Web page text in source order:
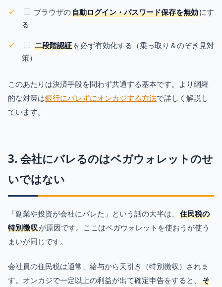
ブラウザの自動ログイン・パスワード保存を無効にす
る
二段階認証 を必ず有効化する（乗っ取り＆のぞき見対
策）
このあたりは決済手段を問わず共通する基本です。より網羅
的な対策は銀行にバレずにオンカジする方法で詳しく解説し
ています。
3. 会社にバレるのはベガウォレットのせ
いではない
「副業や投資が会社にバレた」という話の大半は、 住民税の
特別徴収が原因です。ここはベガウォレットを使おうが使う
まいが同じです。
会社員の住民税は通常、給与から天引き（特別徴収）されま
す。オンカジで一定以上の利益が出て確定申告をすると、 そ